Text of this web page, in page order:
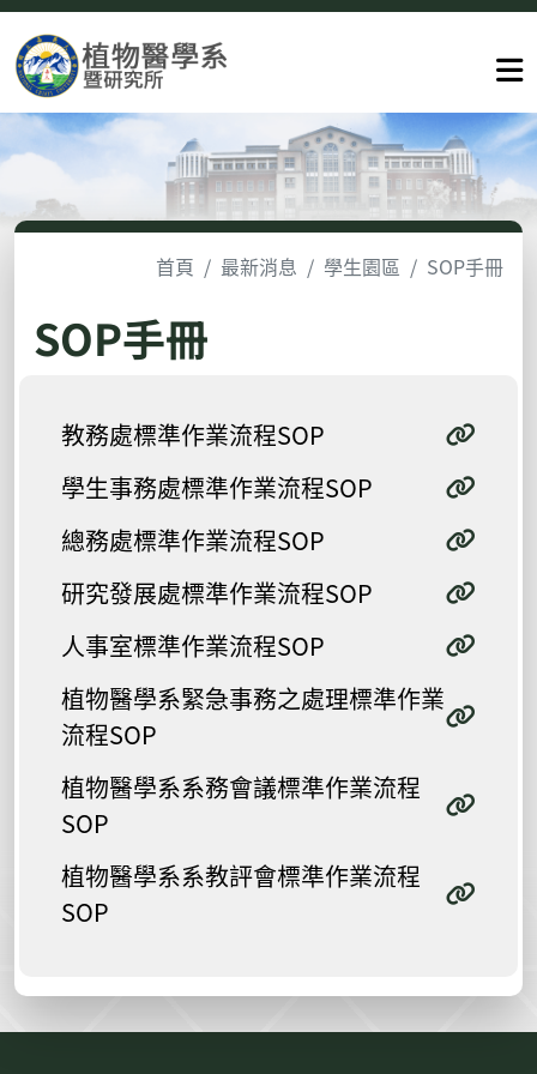
首頁 最新消息 學生園區 SOP手冊
SOP手冊
教務處標準作業流程SOP
學生事務處標準作業流程SOP
總務處標準作業流程SOP
研究發展處標準作業流程SOP
人事室標準作業流程SOP
植物醫學系緊急事務之處理標準作業
流程SOP
植物醫學系系務會議標準作業流程
SOP
植物醫學系系教評會標準作業流程
SOP